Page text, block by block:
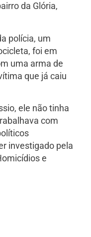
da Glória,
polícia, um
foi em
uma arma de
que já caiu
ele não tinha
com
investigado pela
e